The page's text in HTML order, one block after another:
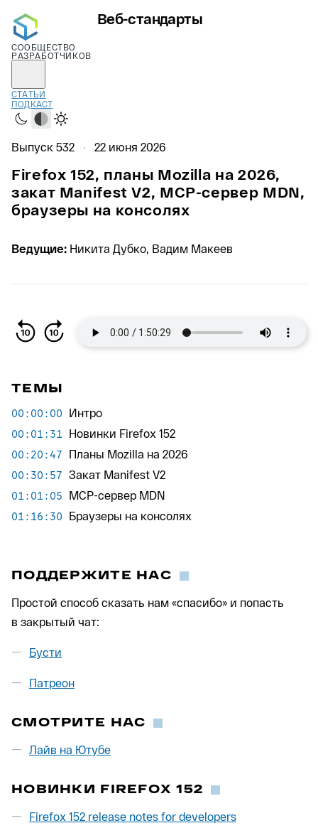
Веб-стандарты
СООБЩЕСТВО
РАЗРАБОТЧИКОВ
СТАТЬИ
ПОДКАСТ
Выпуск 532 22 июня 2026
Firefox 152, планы Mozilla на 2026,
закат Manifest V2, MCP-сервер MDN,
браузеры на консолях
Ведущие: Никита Дубко, Вадим Макеев
ТЕМЫ
00:00:00 Интро
00:01:31 Новинки Firefox 152
00:20:47 Планы Mozilla на 2026
00:30:57 Закат Manifest V2
01:01:05 MCP-сервер MDN
01:16:30 Браузеры на консолях
ПОДДЕРЖИТЕ НАС
Простой способ сказать нам «спасибо» и попасть
в закрытый чат:
Бусти
Патреон
СМОТРИТЕ НАС
Лайв на Ютубе
НОВИНКИ FIREFOX 152
Firefox 152 release notes for developers